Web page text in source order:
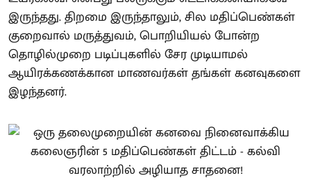
இருந்தது. திறமை இருந்தாலும், சில மதிப்பெண்கள்
குறைவால் மருத்துவம், பொறியியல் போன்ற
தொழில்முறை படிப்புகளில் சேர முடியாமல்
ஆயிரக்கணக்கான மாணவர்கள் தங்கள் கனவுகளை
இழந்தனர்.